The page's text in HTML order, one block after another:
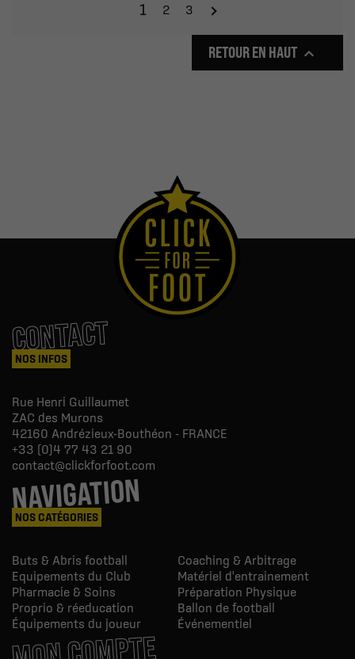
1 2 3
RETOUR EN HAUT 
CONTACT
NOS INFOS
Rue Henri Guillaumet
ZAC des Murons
42160 Andrézieux-Bouthéon - FRANCE
+33 (0)4 77 43 21 90
contact@clickforfoot.com
NAVIGATION
NOS CATÉGORIES
Buts & Abris football
Coaching & Arbitrage
Equipements du Club
Matériel d'entrainement
Pharmacie & Soins
Préparation Physique
Proprio & réeducation
Ballon de football
Équipements du joueur
Événementiel